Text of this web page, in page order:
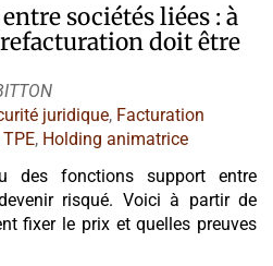
sociétés liées : à
doit être
juridique, Facturation
, Holding animatrice
des fonctions support entre
risqué. Voici à partir de
fixer le prix et quelles preuves